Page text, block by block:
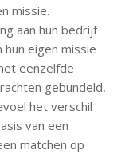
missie.
aan hun bedrijf
eigen missie
eenzelfde
gebundeld,
het verschil
van een
matchen op